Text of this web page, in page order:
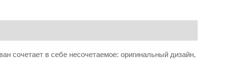
сочетает в себе несочетаемое: оригинальный дизайн,